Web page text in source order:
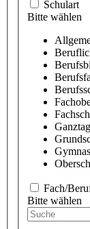
Schulart
Bitte wählen
Fach/
Bitte wählen